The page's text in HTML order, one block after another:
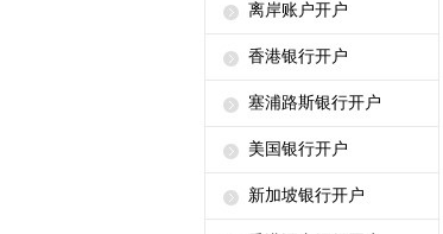
离岸账户开户
香港银行开户
塞浦路斯银行开户
美国银行开户
新加坡银行开户